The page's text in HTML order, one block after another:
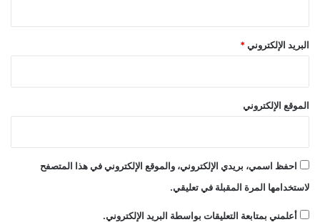
ة
البريد الإلكتروني*
الموقع الإلكتروني
احفظ اسمي، بريدي الإلكتروني، والموقع الإلكتروني في هذا المتصفح
لاستخدامها المرة المقبلة في تعليقي.
أعلمني بمتابعة التعليقات بواسطة البريد الإلكتروني.